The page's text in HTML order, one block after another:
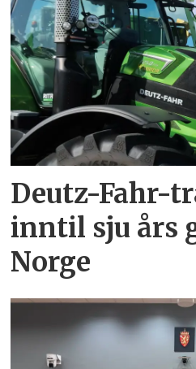
Deutz-Fahr-
inntil sju års
Norge